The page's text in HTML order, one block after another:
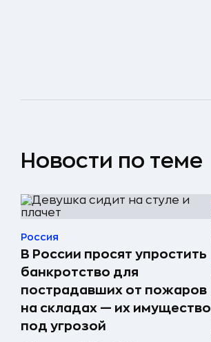
Новости по теме
Россия
В России просят упростить
банкротство для
пострадавших от пожаров
на складах — их имущество
под угрозой